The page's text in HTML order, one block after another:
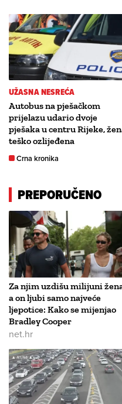
UŽASNA NESREĆA
Autobus na pješačkom
prijelazu udario dvoje
pješaka u centru Rijeke,
teško ozlijeđena
Crna kronika
PREPORUČENO
Za njim uzdišu milijuni
a on ljubi samo najveće
ljepotice: Kako se mijenjao
Bradley Cooper
net.hr